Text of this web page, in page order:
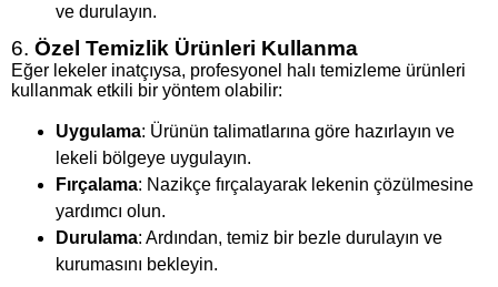
ve durulayın.
6. Özel Temizlik Ürünleri Kullanma
Eğer lekeler inatçıysa, profesyonel halı temizleme ürünleri
kullanmak etkili bir yöntem olabilir:
Uygulama: Ürünün talimatlarına göre hazırlayın ve
lekeli bölgeye uygulayın.
Fırçalama: Nazikçe fırçalayarak lekenin çözülmesine
yardımcı olun.
Durulama: Ardından, temiz bir bezle durulayın ve
kurumasını bekleyin.